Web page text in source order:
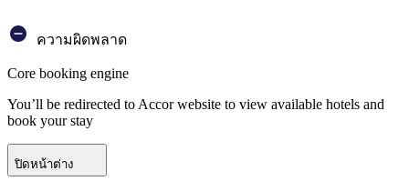
ความผิดพลาด
Core booking engine
You’ll be redirected to Accor website to view available hotels and
book your stay
ปิดหน้าต่าง